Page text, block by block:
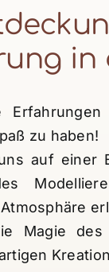
in
zu haben!
auf einer
Magie